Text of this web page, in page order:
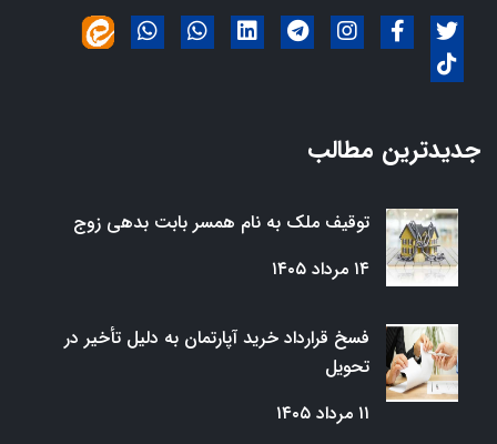
جدیدترین مطالب
توقیف ملک به نام همسر بابت بدهی زوج
۱۴ مرداد ۱۴۰۵
فسخ قرارداد خرید آپارتمان به دلیل تأخیر در
تحویل
۱۱ مرداد ۱۴۰۵